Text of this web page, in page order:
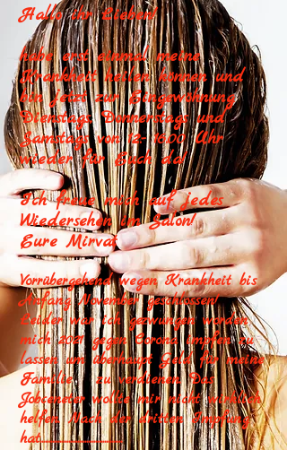
Hallo ihr Lieben!
habe erst einmal meine
Krankheit heilen können und
bin jetzt zur Eingewöhnung
Dienstags, Donnerstags und
Samstags von 12.- 16.00 Uhr
wieder für Euch da!
Ich freue mich auf jedes
Wiedersehen im Salon!
Eure Mirvat
Vorrübergehend wegen Krankheit bis
Anfang November geschlossen!
Leider war ich gezwungen worden
mich 2021 gegen Corona impfen zu
lassen um überhaupt Geld für meine
Familie zu verdienen. Das
Jobceneter wollte mir nicht wirklich
helfen. Nach der dritten Impfung
hat..............................................